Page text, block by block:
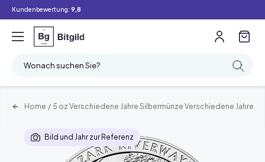
Kundenbewertung: 9,8
Wonach suchen Sie?
Home / 5 oz Verschiedene Jahre Silbermünze Verschiedene Jahre
Bild und Jahr zur Referenz